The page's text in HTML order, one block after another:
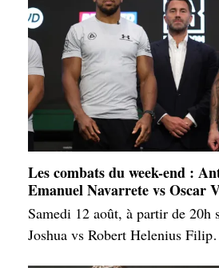
Les combats du week-end :
Emanuel Navarrete vs Oscar
Samedi 12 août, à partir de
Joshua vs Robert Helenius